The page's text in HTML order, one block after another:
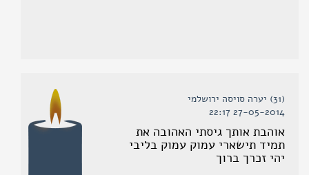
(31) יערה סויסה ירושלמי
27-05-2014 22:17
אוהבת אותך גיסתי האהובה את
תמיד תישארי עמוק עמוק בליבי
יהי זכרך ברוך